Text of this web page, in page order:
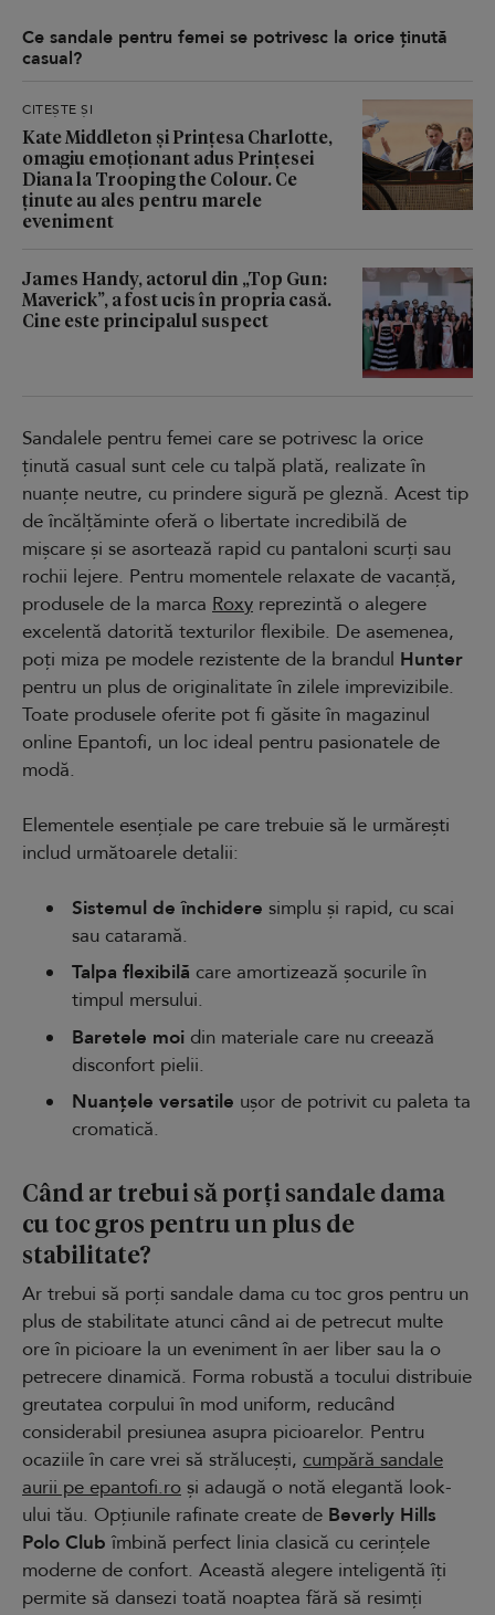
Ce sandale pentru femei se potrivesc la orice ținută
casual?
CITEȘTE ȘI
Kate Middleton și Prințesa Charlotte,
omagiu emoționant adus Prințesei
Diana la Trooping the Colour. Ce
ținute au ales pentru marele
eveniment
James Handy, actorul din „Top Gun:
Maverick”, a fost ucis în propria casă.
Cine este principalul suspect
Sandalele pentru femei care se potrivesc la orice
ținută casual sunt cele cu talpă plată, realizate în
nuanțe neutre, cu prindere sigură pe gleznă. Acest tip
de încălțăminte oferă o libertate incredibilă de
mișcare și se asortează rapid cu pantaloni scurți sau
rochii lejere. Pentru momentele relaxate de vacanță,
produsele de la marca Roxy reprezintă o alegere
excelentă datorită texturilor flexibile. De asemenea,
poți miza pe modele rezistente de la brandul Hunter
pentru un plus de originalitate în zilele imprevizibile.
Toate produsele oferite pot fi găsite în magazinul
online Epantofi, un loc ideal pentru pasionatele de
modă.
Elementele esențiale pe care trebuie să le urmărești
includ următoarele detalii:
Sistemul de închidere simplu și rapid, cu scai
sau cataramă.
Talpa flexibilă care amortizează șocurile în
timpul mersului.
Baretele moi din materiale care nu creează
disconfort pielii.
Nuanțele versatile ușor de potrivit cu paleta ta
cromatică.
Când ar trebui să porți sandale dama
cu toc gros pentru un plus de
stabilitate?
Ar trebui să porți sandale dama cu toc gros pentru un
plus de stabilitate atunci când ai de petrecut multe
ore în picioare la un eveniment în aer liber sau la o
petrecere dinamică. Forma robustă a tocului distribuie
greutatea corpului în mod uniform, reducând
considerabil presiunea asupra picioarelor. Pentru
ocaziile în care vrei să strălucești, cumpără sandale
aurii pe epantofi.ro și adaugă o notă elegantă look-
ului tău. Opțiunile rafinate create de Beverly Hills
Polo Club îmbină perfect linia clasică cu cerințele
moderne de confort. Această alegere inteligentă îți
permite să dansezi toată noaptea fără să resimți